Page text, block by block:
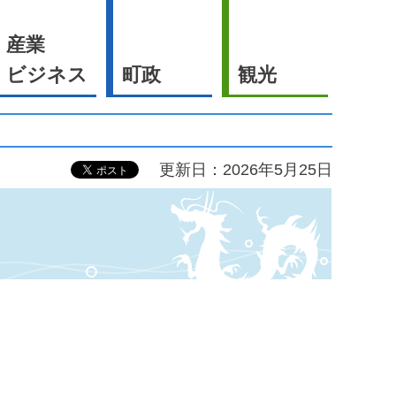
産業
ビジネス
町政 観光
更新日：2026年5月25日